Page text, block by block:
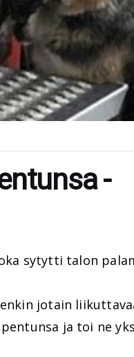
-
sytytti talon
jotain
ja toi ne